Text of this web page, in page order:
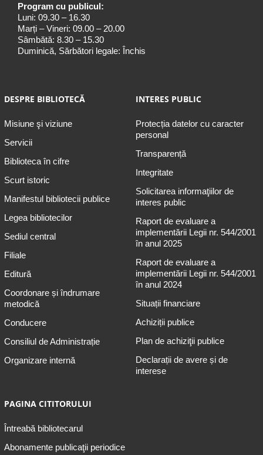
Program cu publicul:
Luni: 09.30 – 16.30
Marți – Vineri: 09.00 – 20.00
Sâmbătă: 8.30 – 15.30
Duminică, Sărbători legale: Închis
DESPRE BIBLIOTECĂ
Misiune şi viziune
Servicii
Biblioteca în cifre
Scurt istoric
Manifestul bibliotecii publice
Legea bibliotecilor
Sediul central
Filiale
Editură
Coordonare și îndrumare
metodică
Conducere
Consiliul de Administrație
Organizare internă
INTERES PUBLIC
Protecția datelor cu caracter
personal
Transparență
Integritate
Solicitarea informaţiilor de
interes public
Raport de evaluare a
implementării Legii nr. 544/2001
în anul 2025
Raport de evaluare a
implementării Legii nr. 544/2001
în anul 2024
Situații financiare
Achiziții publice
Plan de achiziţii publice
Declarații de avere și de
interese
PAGINA CITITORULUI
Întreabă bibliotecarul
Abonamente publicaţii periodice